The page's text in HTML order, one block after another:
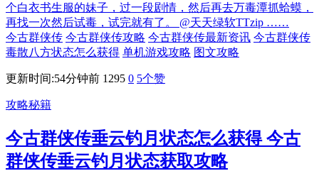
个白衣书生服的妹子，过一段剧情，然后再去万毒潭抓蛤蟆，
再找一次然后试毒，试完就有了。 @天天绿软TTzip ……
今古群侠传 今古群侠传攻略 今古群侠传最新资讯 今古群侠传
毒散八方状态怎么获得 单机游戏攻略 图文攻略
更新时间:54分钟前 1295 0 5个赞
攻略秘籍
今古群侠传垂云钓月状态怎么获得 今古
群侠传垂云钓月状态获取攻略